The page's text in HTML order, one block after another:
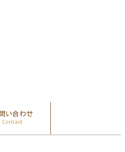
い合わせ
Contact